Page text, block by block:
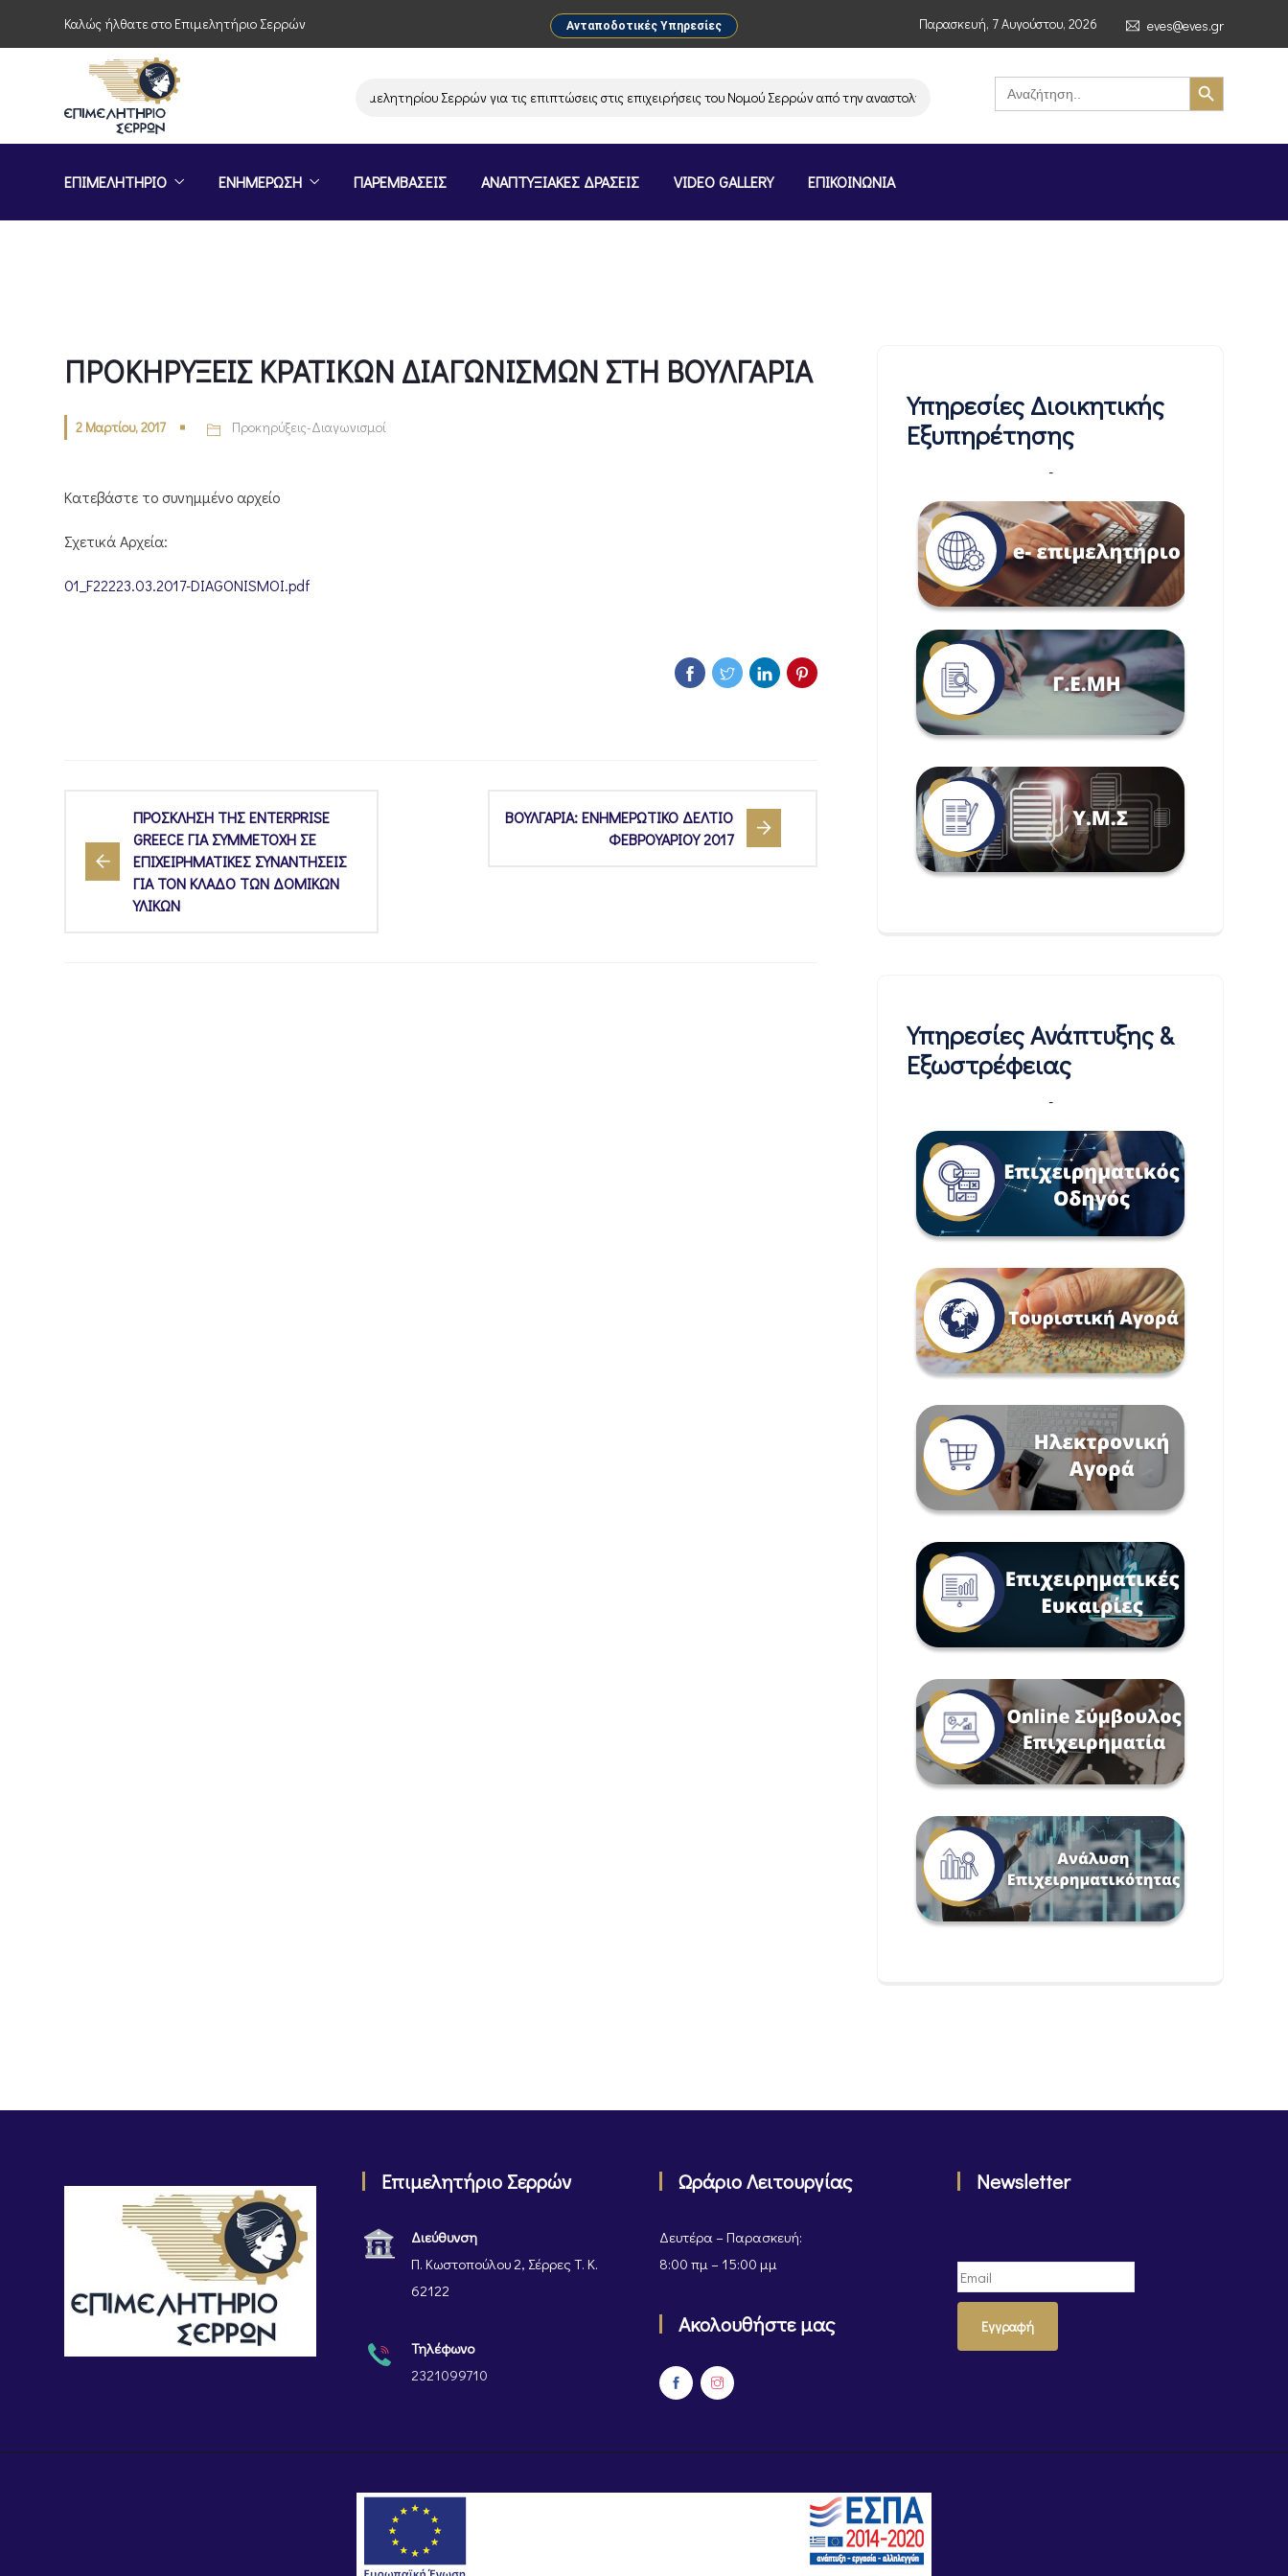
Καλώς ήλθατε στο Επιμελητήριο Σερρών Ανταποδοτικές Υπηρεσίες Παρασκευή, 7 Αυγούστου, 2026 eves@eves.gr
Παρέμβαση του Επιμελητηρίου Σερρών για τις επιπτώσεις στις επιχειρήσεις του Νομού Σερρών από την αναστολή λειτουργίας της αλυσίδας σούπερ μάρκετ MERE στην Ελλάδα –
Search
for:
Search Button
ΕΠΙΜΕΛΗΤΗΡΙΟ ΕΝΗΜΕΡΩΣΗ ΠΑΡΕΜΒΑΣΕΙΣ ΑΝΑΠΤΥΞΙΑΚΕΣ ΔΡΑΣΕΙΣ VIDEO GALLERY ΕΠΙΚΟΙΝΩΝΙΑ
ΠΡΟΚΗΡΥΞΕΙΣ ΚΡΑΤΙΚΩΝ ΔΙΑΓΩΝΙΣΜΩΝ ΣΤΗ ΒΟΥΛΓΑΡΙΑ
2 Μαρτίου, 2017 Προκηρύξεις-Διαγωνισμοί
Κατεβάστε το συνημμένο αρχείο
Σχετικά Αρχεία:
01_F22223.03.2017-DIAGONISMOI.pdf
ΠΡΟΣΚΛΗΣΗ ΤΗΣ ENTERPRISE
GREECE ΓΙΑ ΣΥΜΜΕΤΟΧΗ ΣΕ
ΕΠΙΧΕΙΡΗΜΑΤΙΚΕΣ ΣΥΝΑΝΤΗΣΕΙΣ
ΓΙΑ ΤΟΝ ΚΛΑΔΟ ΤΩΝ ΔΟΜΙΚΩΝ
ΥΛΙΚΩΝ
ΒΟΥΛΓΑΡΙΑ: ΕΝΗΜΕΡΩΤΙΚΟ ΔΕΛΤΙΟ
ΦΕΒΡΟΥΑΡΙΟΥ 2017
Υπηρεσίες Διοικητικής
Εξυπηρέτησης
-
Υπηρεσίες Ανάπτυξης &
Εξωστρέφειας
-
Επιμελητήριο Σερρών
Διεύθυνση
Π. Κωστοπούλου 2, Σέρρες Τ. Κ.
62122
Τηλέφωνο
2321099710
Ωράριο Λειτουργίας
Δευτέρα – Παρασκευή:
8:00 πμ – 15:00 μμ
Ακολουθήστε μας
Newsletter
Εγγραφή